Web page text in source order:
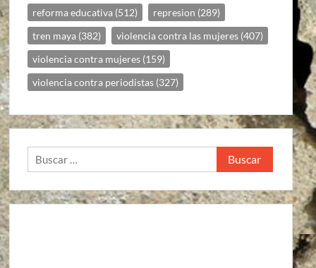
reforma educativa (512) represion (289)
tren maya (382) violencia contra las mujeres (407)
violencia contra mujeres (159)
violencia contra periodistas (327)
Buscar: